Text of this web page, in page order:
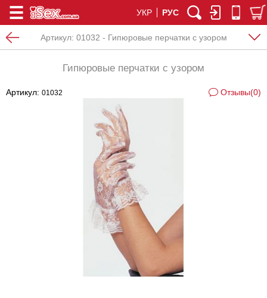
УКР РУС
Артикул: 01032 - Гипюровые перчатки с узором
Гипюровые перчатки с узором
Артикул: 01032 Отзывы(0)